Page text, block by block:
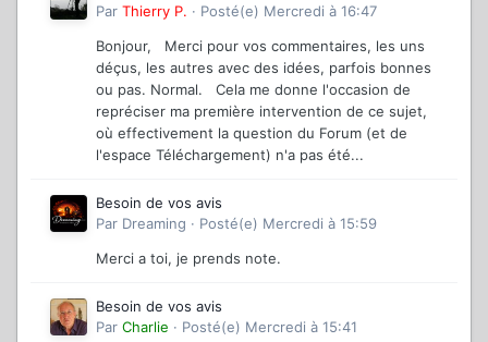
Par Thierry P. · Posté(e) Mercredi à 16:47
Bonjour, Merci pour vos commentaires, les uns
déçus, les autres avec des idées, parfois bonnes
ou pas. Normal. Cela me donne l'occasion de
repréciser ma première intervention de ce sujet,
où effectivement la question du Forum (et de
l'espace Téléchargement) n'a pas été...
Besoin de vos avis
Par Dreaming · Posté(e) Mercredi à 15:59
Merci a toi, je prends note.
Besoin de vos avis
Par Charlie · Posté(e) Mercredi à 15:41